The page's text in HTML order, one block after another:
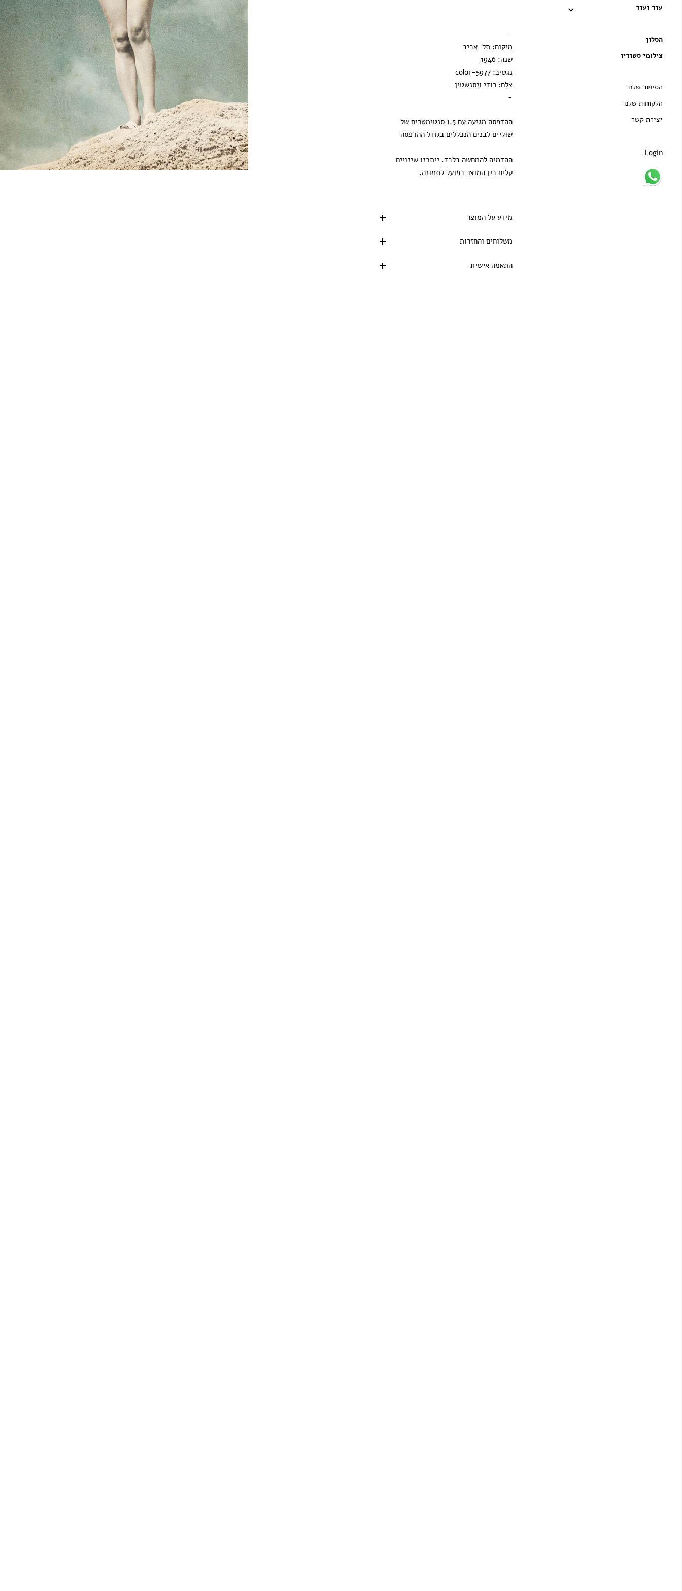
עוד ועוד
הסלון
צילומי סטודיו
הסיפור שלנו
הלקוחות שלנו
יצירת קשר
Login
-
מיקום: תל-אביב
שנה: 1946
נגטיב: 5977-color
צלם: רודי ויסנשטין
-
ההדפסה מגיעה עם 1.5 סנטימטרים של
שוליים לבנים הנכללים בגודל ההדפסה
ההדמיה להמחשה בלבד. ייתכנו שינויים
קלים בין המוצר בפועל לתמונה.
מידע על המוצר
משלוחים והחזרות
התאמה אישית